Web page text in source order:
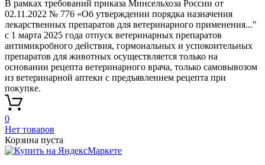
В рамках требований приказа Минсельхоза России от
02.11.2022 № 776 «Об утверждении порядка назначения
лекарственных препаратов для ветеринарного применения..."
с 1 марта 2025 года отпуск ветеринарных препаратов
антимикробного действия, гормональных и успокоительных
препаратов для животных осуществляется только на
основании рецепта ветеринарного врача, только самовывозом
из ветеринарной аптеки с предъявлением рецепта при
покупке.
0
Нет товаров
Корзина пуста